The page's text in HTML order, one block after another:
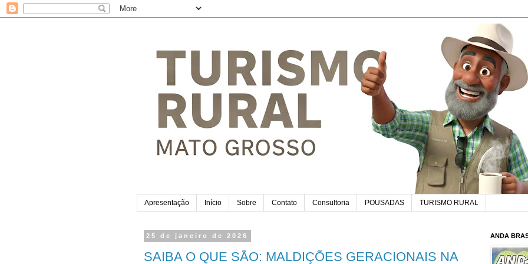
Apresentação Início Sobre Contato Consultoria POUSADAS TURISMO RURAL
25 de janeiro de 2026
SAIBA O QUE SÃO: MALDIÇÕES GERACIONAIS NA
ANDA